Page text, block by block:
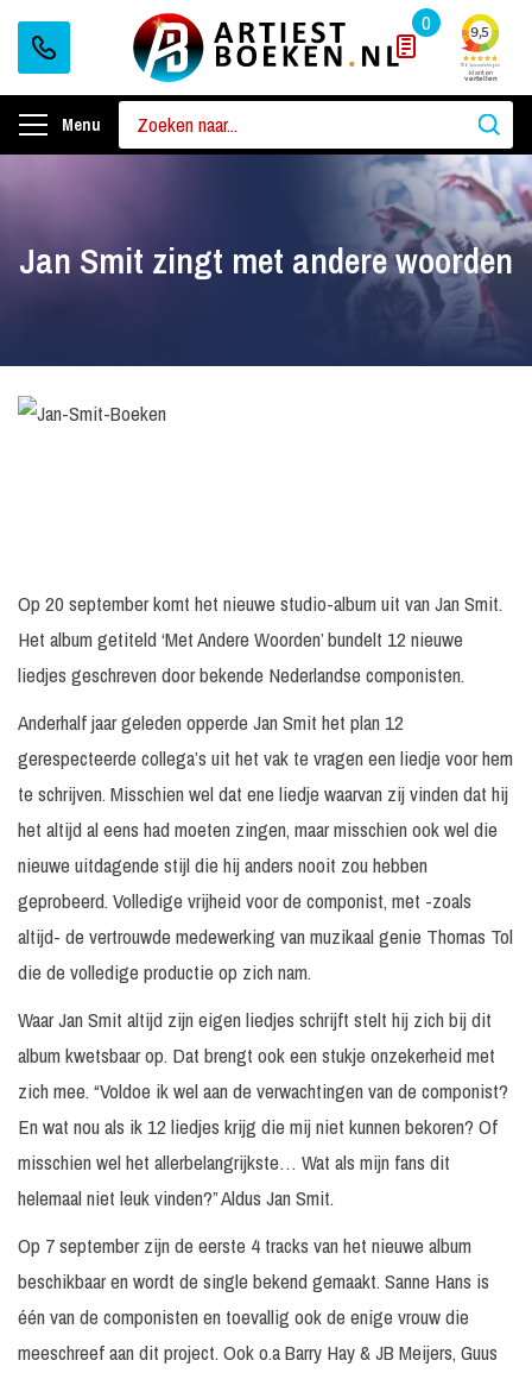
0
Menu
Jan Smit zingt met andere woorden
Op 20 september komt het nieuwe studio-album uit van Jan Smit.
Het album getiteld ‘Met Andere Woorden’ bundelt 12 nieuwe
liedjes geschreven door bekende Nederlandse componisten.
Anderhalf jaar geleden opperde Jan Smit het plan 12
gerespecteerde collega’s uit het vak te vragen een liedje voor hem
te schrijven. Misschien wel dat ene liedje waarvan zij vinden dat hij
het altijd al eens had moeten zingen, maar misschien ook wel die
nieuwe uitdagende stijl die hij anders nooit zou hebben
geprobeerd. Volledige vrijheid voor de componist, met -zoals
altijd- de vertrouwde medewerking van muzikaal genie Thomas Tol
die de volledige productie op zich nam.
Waar Jan Smit altijd zijn eigen liedjes schrijft stelt hij zich bij dit
album kwetsbaar op. Dat brengt ook een stukje onzekerheid met
zich mee. “Voldoe ik wel aan de verwachtingen van de componist?
En wat nou als ik 12 liedjes krijg die mij niet kunnen bekoren? Of
misschien wel het allerbelangrijkste… Wat als mijn fans dit
helemaal niet leuk vinden?” Aldus Jan Smit.
Op 7 september zijn de eerste 4 tracks van het nieuwe album
beschikbaar en wordt de single bekend gemaakt. Sanne Hans is
één van de componisten en toevallig ook de enige vrouw die
meeschreef aan dit project. Ook o.a Barry Hay & JB Meijers, Guus